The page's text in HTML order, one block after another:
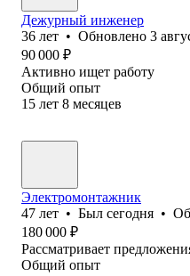
Дежурный инженер
36 лет • Обновлено 3
90 000 ₽
Активно ищет работу
Общий опыт
15 лет 8 месяцев
Электромонтажник
47 лет • Был сегодня •
180 000 ₽
Рассматривает
Общий опыт